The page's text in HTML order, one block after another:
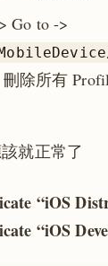
Go to ->
除所有
就正常了
“iOS
“iOS